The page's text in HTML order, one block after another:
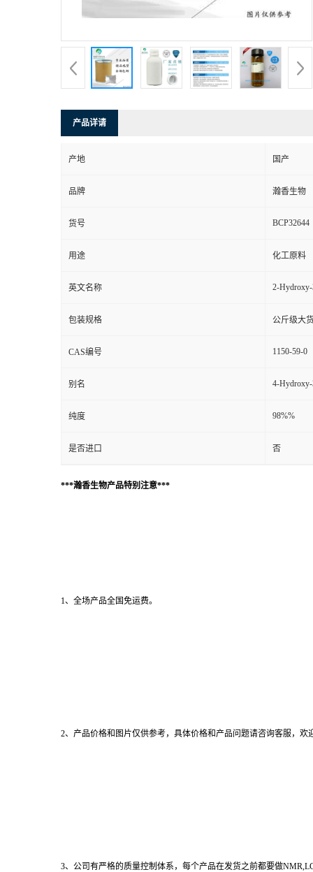
产品详请
产地 国产
品牌 瀚香生物
货号 BCP32644
用途 化工原料
英文名称 2-Hydroxy-
包装规格 公斤级大
CAS编号 1150-59-0
别名 4-Hydroxy-
纯度 98%%
是否进口 否
***瀚香生物产品特别注意***
1、全场产品全国免运费。
2、产品价格和图片仅供参考，具体价格和产品问题请咨询客服，欢
3、公司有严格的质量控制体系，每个产品在发货之前都要做